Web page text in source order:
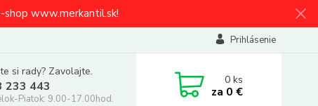
shop www.merkantil.sk!
Prihlásenie
si rady? Zavolajte.
233 443
Piatok: 9.00-17.00hod.
0ks
za 0 €